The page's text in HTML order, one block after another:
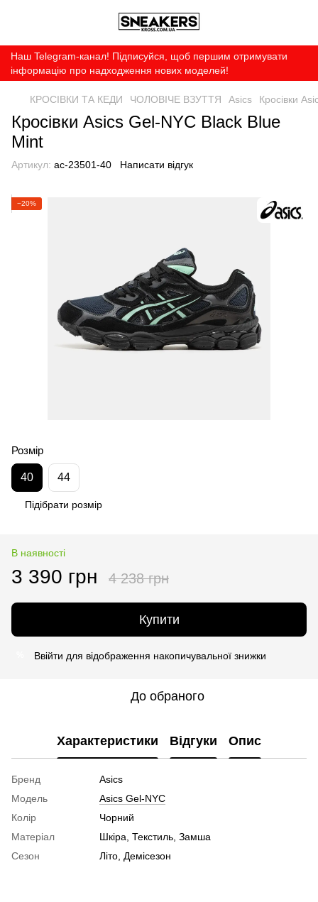
Наш Telegram-канал! Підписуйся, щоб першим отримувати
інформацію про надходження нових моделей!
КРОСІВКИ ТА КЕДИ ЧОЛОВІЧЕ ВЗУТТЯ Asics Кросівки
Кросівки Asics Gel-NYC Black Blue
Mint
Артикул: ac-23501-40 Написати відгук
−20%
Розмір
40 44
Підібрати розмір
В наявності
3 390 грн 4 238 грн
Купити
Ввійти для відображення накопичувальної знижки
До обраного
Характеристики Відгуки Опис
Бренд
Asics
Модель
Asics Gel-NYC
Колір
Чорний
Матеріал
Шкіра, Текстиль, Замша
Сезон
Літо, Демісезон